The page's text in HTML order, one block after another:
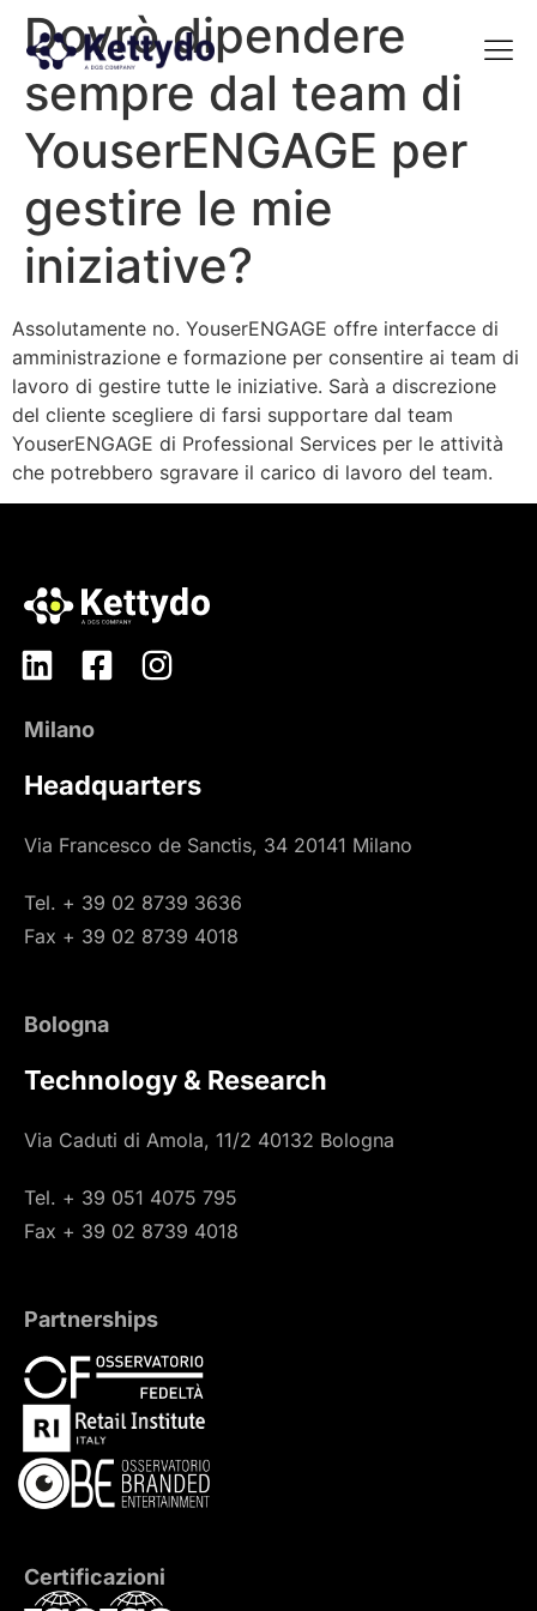
Dovrò dipendere
sempre dal team di
YouserENGAGE per
gestire le mie
iniziative?
Assolutamente no. YouserENGAGE offre interfacce di
amministrazione e formazione per consentire ai team di
lavoro di gestire tutte le iniziative. Sarà a discrezione
del cliente scegliere di farsi supportare dal team
YouserENGAGE di Professional Services per le attività
che potrebbero sgravare il carico di lavoro del team.
Milano
Headquarters
Via Francesco de Sanctis, 34 20141 Milano
Tel. + 39 02 8739 3636
Fax + 39 02 8739 4018
Bologna
Technology & Research
Via Caduti di Amola, 11/2 40132 Bologna
Tel. + 39 051 4075 795
Fax + 39 02 8739 4018
Partnerships
Certificazioni